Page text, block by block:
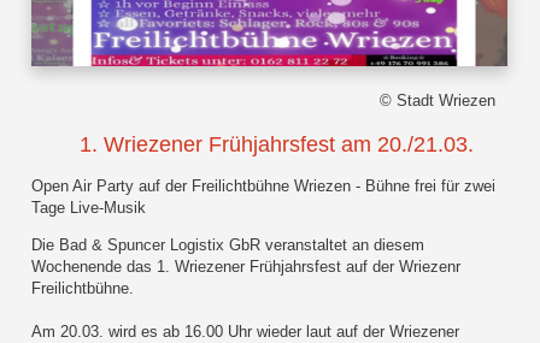
© Stadt Wriezen
1. Wriezener Frühjahrsfest am 20./21.03.
Open Air Party auf der Freilichtbühne Wriezen - Bühne frei für zwei
Tage Live-Musik
Die Bad & Spuncer Logistix GbR veranstaltet an diesem
Wochenende das 1. Wriezener Frühjahrsfest auf der Wriezenr
Freilichtbühne.
Am 20.03. wird es ab 16.00 Uhr wieder laut auf der Wriezener